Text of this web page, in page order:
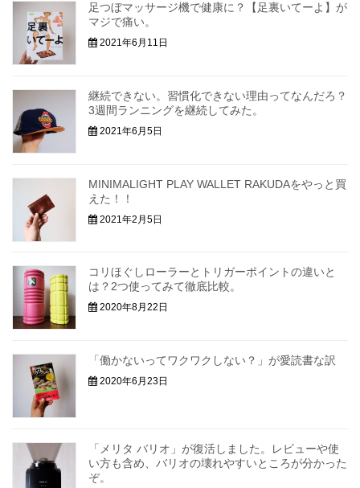
足つぼマッサージ機で健康に？【足裏いてーよ】が
マジで痛い。
2021年6月11日
継続できない。習慣化できない理由ってなんだろ？
3週間ランニングを継続してみた。
2021年6月5日
MINIMALIGHT PLAY WALLET RAKUDAをやっと買
えた！！
2021年2月5日
コリほぐしローラーとトリガーポイントの違いと
は？2つ使ってみて徹底比較。
2020年8月22日
「働かないってワクワクしない？」が愛読書な訳
2020年6月23日
「メリタ バリオ」が復活しました。レビューや使
い方も含め、バリオの壊れやすいところが分かった
ぞ。